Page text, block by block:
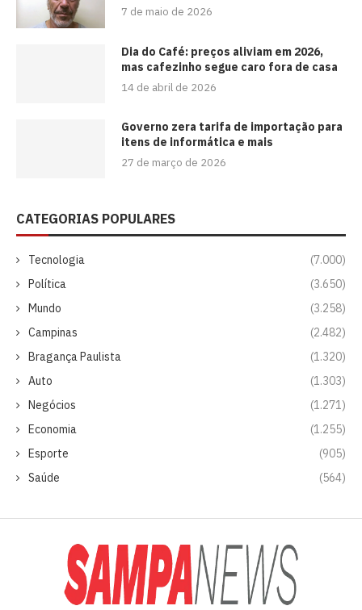
7 de maio de 2026
Dia do Café: preços aliviam em 2026,
mas cafezinho segue caro fora de casa
14 de abril de 2026
Governo zera tarifa de importação para
itens de informática e mais
27 de março de 2026
CATEGORIAS POPULARES
Tecnologia
(7.000)
Política
(3.650)
Mundo
(3.258)
Campinas
(2.482)
Bragança Paulista
(1.320)
Auto
(1.303)
Negócios
(1.271)
Economia
(1.255)
Esporte
(905)
Saúde
(564)